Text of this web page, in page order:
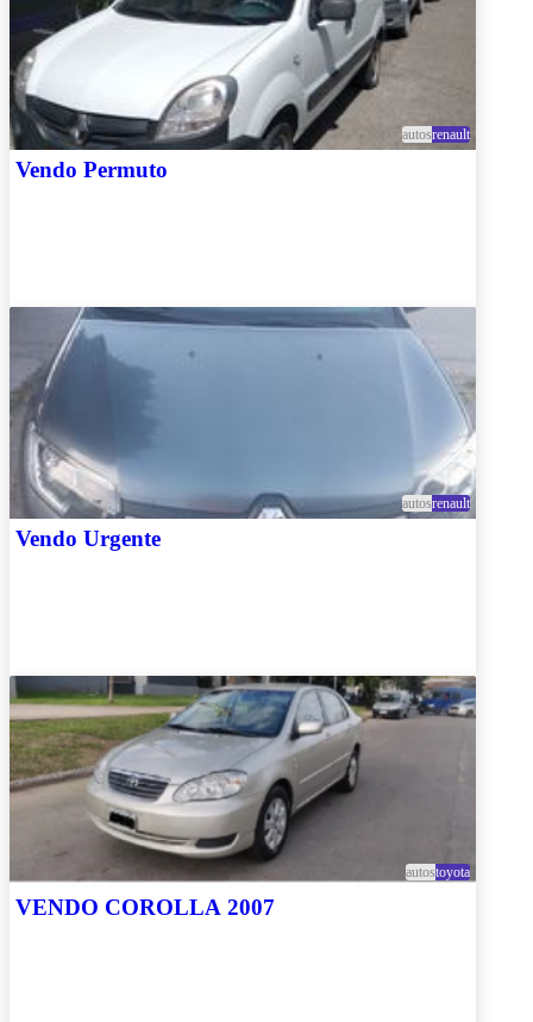
autosrenault
Vendo Permuto
autosrenault
Vendo Urgente
autostoyota
VENDO COROLLA 2007